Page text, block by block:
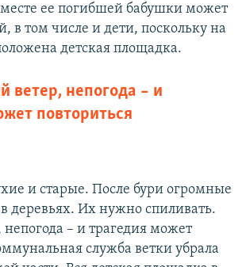
месте ее погибшей бабушки может
в том числе и дети, поскольку на
детская площадка.
ветер, непогода – и
повториться
и старые. После бури огромные
в деревьях. Их нужно спиливать.
– и трагедия может
служба ветки убрала